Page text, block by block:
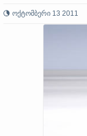
ოქტომბერი 13 2011